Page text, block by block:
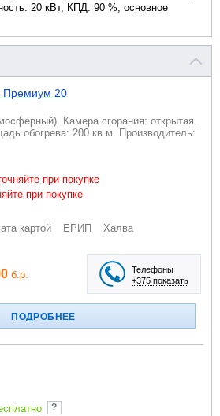
20 кВт, КПД: 90 %, основное
Премиум 20
Камера сгорания: открытая.
обогрева: 200 кв.м. Производитель:
при покупке
при покупке
картой ЕРИП
Халва
б.р.
Телефоны
+375 показать
ПОДРОБНЕЕ